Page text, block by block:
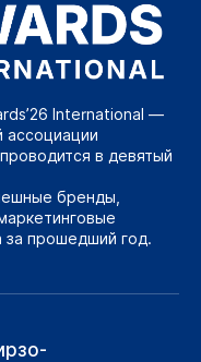
International —
ассоциации
в девятый
бренды,
за прошедший год.